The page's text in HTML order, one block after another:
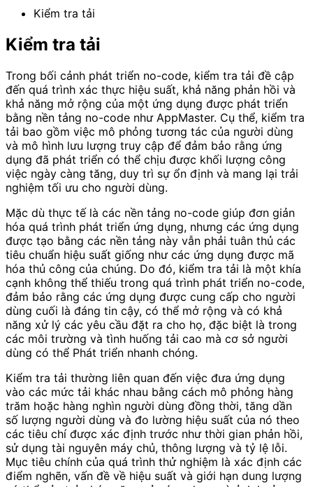
Kiểm tra tải
Kiểm tra tải
Trong bối cảnh phát triển no-code, kiểm tra tải đề cập
đến quá trình xác thực hiệu suất, khả năng phản hồi và
khả năng mở rộng của một ứng dụng được phát triển
bằng nền tảng no-code như AppMaster. Cụ thể, kiểm tra
tải bao gồm việc mô phỏng tương tác của người dùng
và mô hình lưu lượng truy cập để đảm bảo rằng ứng
dụng đã phát triển có thể chịu được khối lượng công
việc ngày càng tăng, duy trì sự ổn định và mang lại trải
nghiệm tối ưu cho người dùng.
Mặc dù thực tế là các nền tảng no-code giúp đơn giản
hóa quá trình phát triển ứng dụng, nhưng các ứng dụng
được tạo bằng các nền tảng này vẫn phải tuân thủ các
tiêu chuẩn hiệu suất giống như các ứng dụng được mã
hóa thủ công của chúng. Do đó, kiểm tra tải là một khía
cạnh không thể thiếu trong quá trình phát triển no-code,
đảm bảo rằng các ứng dụng được cung cấp cho người
dùng cuối là đáng tin cậy, có thể mở rộng và có khả
năng xử lý các yêu cầu đặt ra cho họ, đặc biệt là trong
các môi trường và tình huống tải cao mà cơ sở người
dùng có thể Phát triển nhanh chóng.
Kiểm tra tải thường liên quan đến việc đưa ứng dụng
vào các mức tải khác nhau bằng cách mô phỏng hàng
trăm hoặc hàng nghìn người dùng đồng thời, tăng dần
số lượng người dùng và đo lường hiệu suất của nó theo
các tiêu chí được xác định trước như thời gian phản hồi,
sử dụng tài nguyên máy chủ, thông lượng và tỷ lệ lỗi.
Mục tiêu chính của quá trình thử nghiệm là xác định các
điểm nghẽn, vấn đề về hiệu suất và giới hạn dung lượng